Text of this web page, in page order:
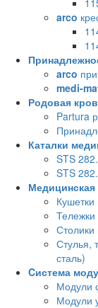
arco
arco
medi-
Родовая
Partura
Каталки
STS
STS
Столики
Стулья,
сталь)
Cистема
Модули
Модули